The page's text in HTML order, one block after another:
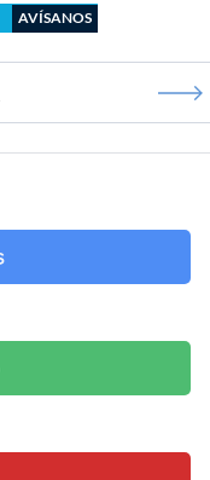
AVÍSANOS